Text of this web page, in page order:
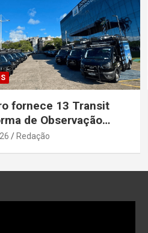
fornece 13 Transit
de Observação
para a Secretaria de
Redação